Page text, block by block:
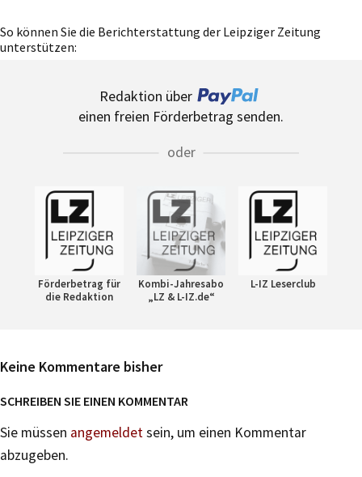
So können Sie die Berichterstattung der Leipziger Zeitung
unterstützen:
Redaktion über
einen freien Förderbetrag senden.
oder
Förderbetrag für
die Redaktion
Kombi-Jahresabo
„LZ & L-IZ.de“
L-IZ Leserclub
Keine Kommentare bisher
SCHREIBEN SIE EINEN KOMMENTAR
Sie müssen angemeldetsein, um einen Kommentar
abzugeben.